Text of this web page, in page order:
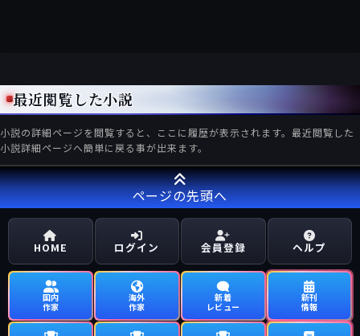
最近閲覧した小説
小説の詳細ページを閲覧すると、ここに履歴が表示されます。最近閲覧した
小説詳細ページへ簡単に戻る事が出来ます。
ページの先頭へ
HOME ログイン 会員登録 ヘルプ
国内
作家
海外
作家
新着
レビュー
新刊
情報